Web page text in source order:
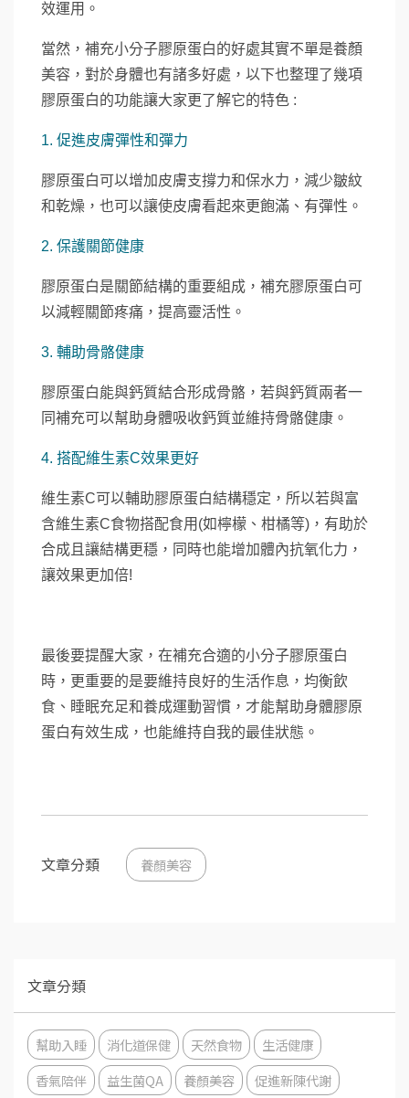
效運用。
當然，補充小分子膠原蛋白的好處其實不單是養顏
美容，對於身體也有諸多好處，以下也整理了幾項
膠原蛋白的功能讓大家更了解它的特色 :
1. 促進皮膚彈性和彈力
膠原蛋白可以增加皮膚支撐力和保水力，減少皺紋
和乾燥，也可以讓使皮膚看起來更飽滿、有彈性。
2. 保護關節健康
膠原蛋白是關節結構的重要組成，補充膠原蛋白可
以減輕關節疼痛，提高靈活性。
3. 輔助骨骼健康
膠原蛋白能與鈣質結合形成骨骼，若與鈣質兩者一
同補充可以幫助身體吸收鈣質並維持骨骼健康。
4. 搭配維生素C效果更好
維生素C可以輔助膠原蛋白結構穩定，所以若與富
含維生素C食物搭配食用(如檸檬、柑橘等)，有助於
合成且讓結構更穩，同時也能增加體內抗氧化力，
讓效果更加倍!
最後要提醒大家，在補充合適的小分子膠原蛋白
時，更重要的是要維持良好的生活作息，均衡飲
食、睡眠充足和養成運動習慣，才能幫助身體膠原
蛋白有效生成，也能維持自我的最佳狀態。
文章分類 養顏美容
文章分類
幫助入睡 消化道保健 天然食物
生活健康
香氣陪伴
益生菌QA 養顏美容
促進新陳代謝